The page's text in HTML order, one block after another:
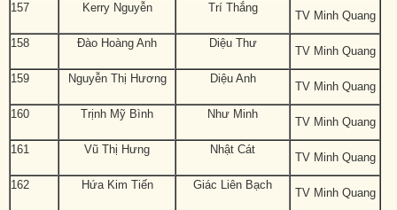
157 Kerry Nguyễn Trí Thắng
TV Minh Quang
158 Đào Hoàng Anh Diệu Thư
TV Minh Quang
159 Nguyễn Thị Hương Diệu Anh
TV Minh Quang
160 Trịnh Mỹ Bình Như Minh
TV Minh Quang
161 Vũ Thị Hưng Nhật Cát
TV Minh Quang
162 Hứa Kim Tiến Giác Liên Bạch
TV Minh Quang